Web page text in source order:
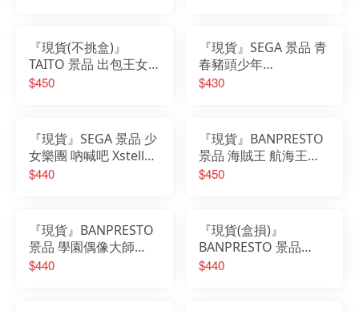
『現貨(不挑盒)』
TAITO 景品 出包王女
Aqua Float Girls 公仔
$450
『現貨』SEGA 景品 青
春豬頭少年
Yumemirize公仔 櫻島
$430
『現貨』SEGA 景品 少
女樂團 吶喊吧 Xstellar
公仔 井芹仁菜 河原木
$440
『現貨』BANPRESTO
景品 海賊王 航海王
Grandista 珠寶·波妮
$450
『現貨』BANPRESTO
景品 學園偶像大師
ESPRESTO Heart
$440
『現貨(盒損)』
BANPRESTO 景品
LUPIN THE ⅢRD 魯邦
$440